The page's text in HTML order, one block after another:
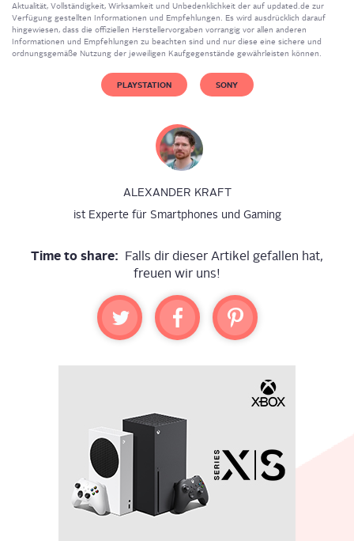
Aktualität, Vollständigkeit, Wirksamkeit und Unbedenklichkeit der auf updated.de zur
Verfügung gestellten Informationen und Empfehlungen. Es wird ausdrücklich darauf
hingewiesen, dass die offiziellen Herstellervorgaben vorrangig vor allen anderen
Informationen und Empfehlungen zu beachten sind und nur diese eine sichere und
ordnungsgemäße Nutzung der jeweiligen Kaufgegenstände gewährleisten können.
PLAYSTATION SONY
ALEXANDER KRAFT
ist Experte für Smartphones und Gaming
Time to share: Falls dir dieser Artikel gefallen hat,
freuen wir uns!